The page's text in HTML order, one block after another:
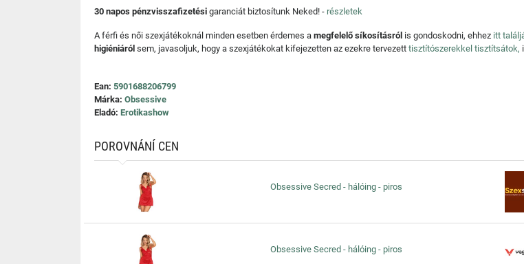
30 napos pénzvisszafizetési garanciát biztosítunk Neked! - részletek
A férfi és női szexjátékoknál minden esetben érdemes a megfelelő síkosításról is gondoskodni, ehhez itt
higiéniáról sem, javasoljuk, hogy a szexjátékokat kifejezetten az ezekre tervezett tisztítószerekkel tisztítsátok,
Ean: 5901688206799
Márka: Obsessive
Eladó: Erotikashow
POROVNÁNÍ CEN
Obsessive Secred - hálóing - piros
Obsessive Secred - hálóing - piros